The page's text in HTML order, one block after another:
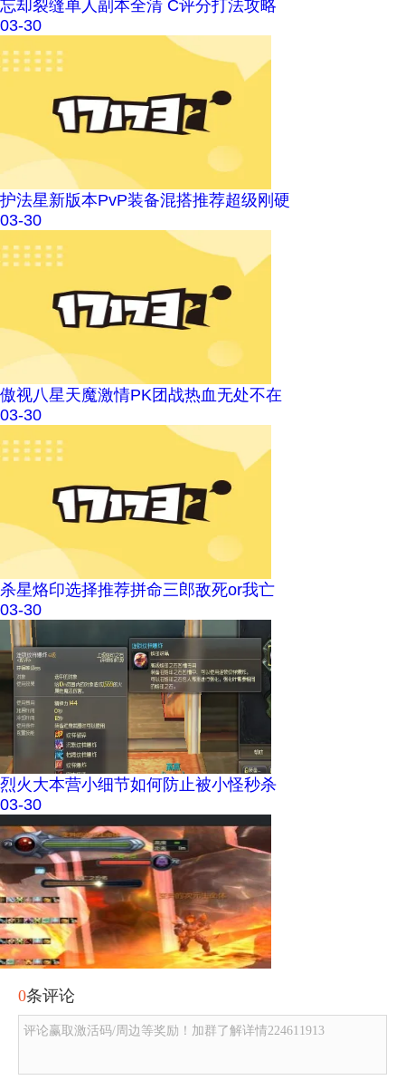
忘却裂缝单人副本全清 C评分打法攻略
03-30
护法星新版本PvP装备混搭推荐超级刚硬
03-30
傲视八星天魔激情PK团战热血无处不在
03-30
杀星烙印选择推荐拼命三郎敌死or我亡
03-30
烈火大本营小细节如何防止被小怪秒杀
03-30
0条评论
评论赢取激活码/周边等奖励！加群了解详情224611913